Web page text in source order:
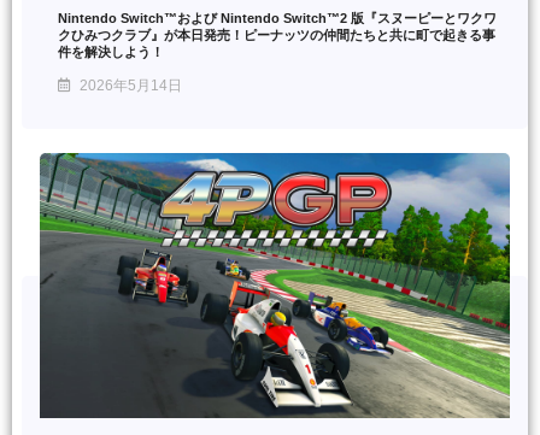
Nintendo Switch™および Nintendo Switch™2 版『スヌーピーとワクワ
クひみつクラブ』が本日発売！ピーナッツの仲間たちと共に町で起きる事
件を解決しよう！
2026年5月14日